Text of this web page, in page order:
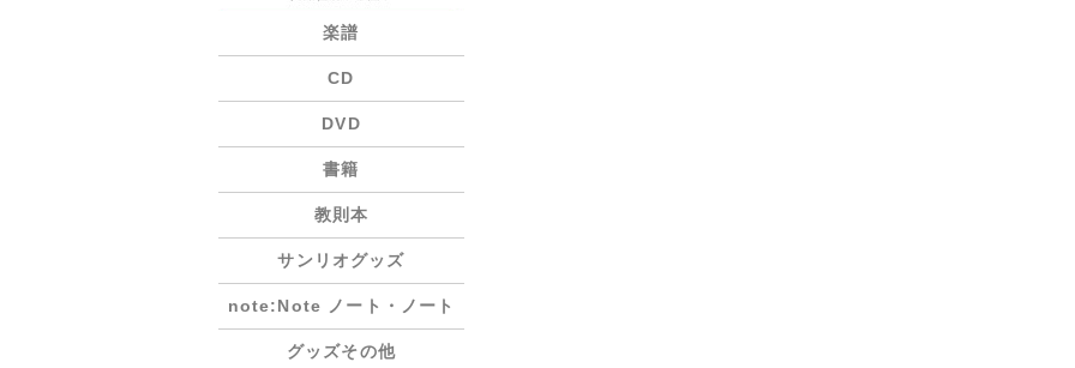
楽譜
CD
DVD
書籍
教則本
サンリオグッズ
note:Note ノート・ノート
グッズその他